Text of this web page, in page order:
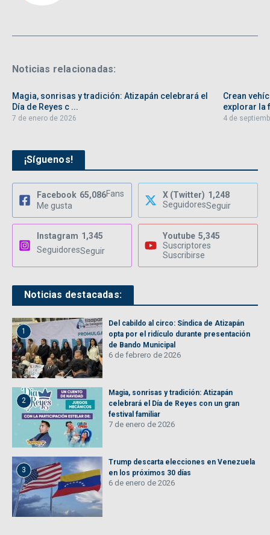
Noticias relacionadas:
Magia, sonrisas y tradición: Atizapán celebrará el
Día de Reyes c ...
7 de enero de 2026
Crean
explorar la
4 de
¡Síguenos!
Facebook 65,086Fans
Me gusta
X (Twitter) 1,248
SeguidoresSeguir
Instagram 1,345
SeguidoresSeguir
Youtube 5,345
Suscriptores
Suscribirse
Noticias destacadas:
1
Del cabildo al circo: Síndica de Atizapán
opta por el ridículo durante presentación
de Bando Municipal
6 de febrero de 2026
2
Magia, sonrisas y tradición: Atizapán
celebrará el Día de Reyes con un gran
festival familiar
7 de enero de 2026
3
Trump descarta elecciones en Venezuela
en los próximos 30 días
6 de enero de 2026